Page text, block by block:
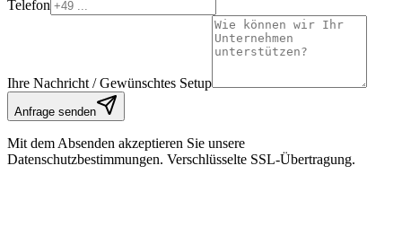
Telefon
Ihre Nachricht / Gewünschtes Setup
Anfrage senden
Mit dem Absenden akzeptieren Sie unsere
Datenschutzbestimmungen. Verschlüsselte SSL-Übertragung.